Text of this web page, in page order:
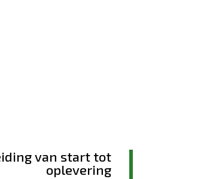
van start tot
oplevering